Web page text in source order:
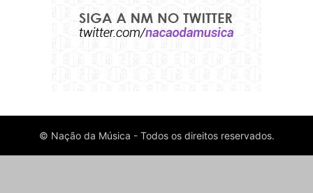
© Nação da Música - Todos os direitos reservados.